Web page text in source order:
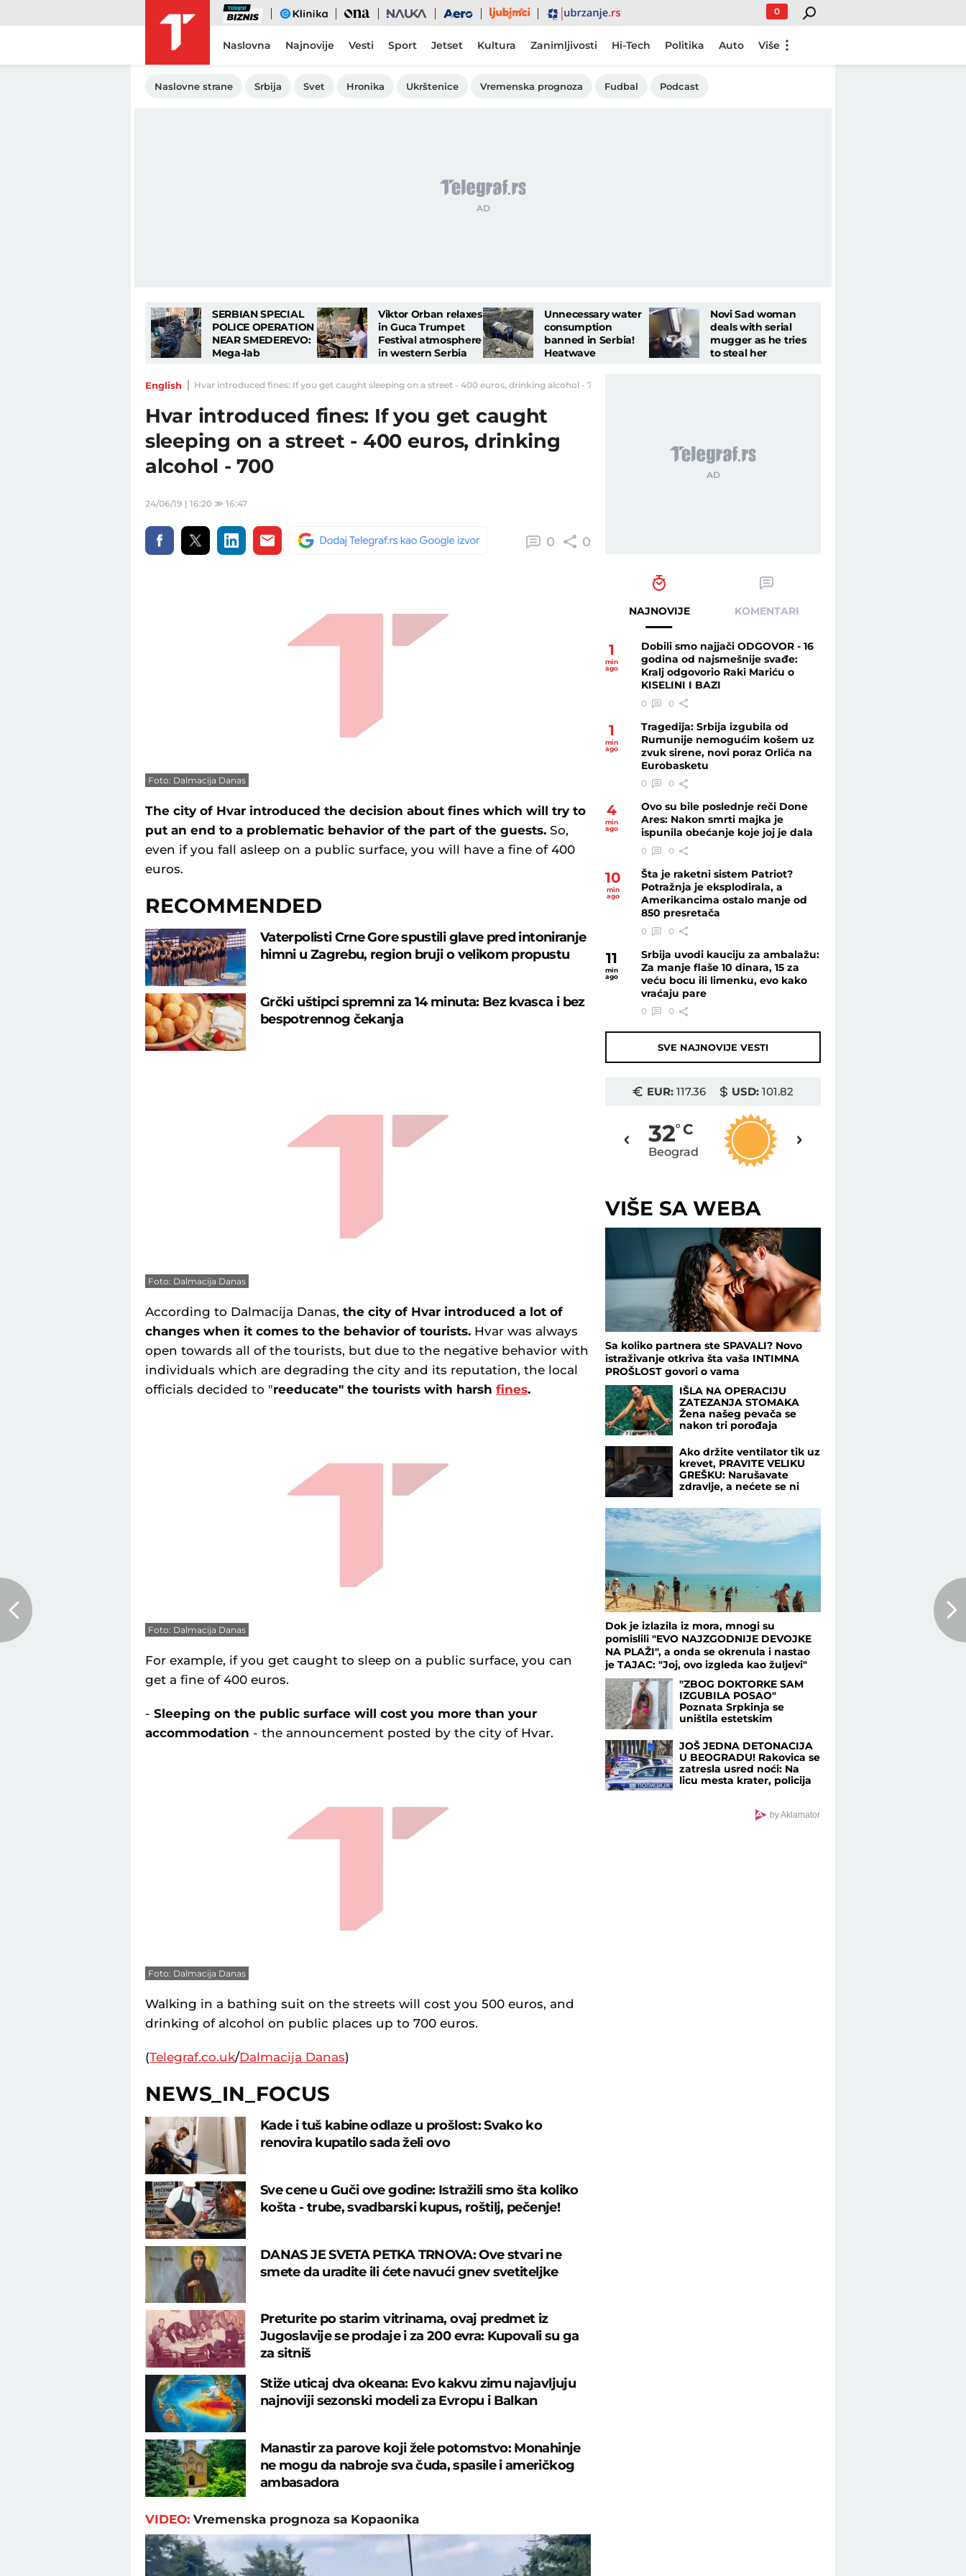
Biznis eKlinika Ona Nauka Aero Ljubimci Ubrzanje 0
Naslovna Najnovije Vesti Sport Jetset Kultura Zanimljivosti Hi-Tech Politika Auto Više
Naslovne strane Srbija Svet Hronika Ukrštenice Vremenska prognoza Fudbal Podcast
SERBIAN SPECIAL
POLICE OPERATION
NEAR SMEDEREVO:
Mega-lab
persons arrested!
Viktor Orban relaxes
in Guca Trumpet
Festival atmosphere
in western Serbia
Unnecessary water
consumption
banned in Serbia!
Heatwave
MEASURE
announced
Novi Sad woman
deals with serial
mugger as he tries
to steal her
English Hvar introduced fines: If you get caught sleeping on a street - 400 euros, drinking alcohol - 700 - Telegraf.rs
Hvar introduced fines: If you get caught
sleeping on a street - 400 euros, drinking
alcohol - 700
24/06/19 | 16:20 ≫ 16:47
0 0
Foto: Dalmacija Danas
The city of Hvar introduced the decision about fines which will try to
put an end to a problematic behavior of the part of the guests. So,
even if you fall asleep on a public surface, you will have a fine of 400
euros.
RECOMMENDED
Vaterpolisti Crne Gore spustili glave pred intoniranje
himni u Zagrebu, region bruji o velikom propustu
Grčki uštipci spremni za 14 minuta: Bez kvasca i bez
bespotrennog čekanja
Foto: Dalmacija Danas
According to Dalmacija Danas, the city of Hvar introduced a lot of
changes when it comes to the behavior of tourists. Hvar was always
open towards all of the tourists, but due to the negative behavior with
individuals which are degrading the city and its reputation, the local
officials decided to "reeducate" the tourists with harsh fines.
Foto: Dalmacija Danas
For example, if you get caught to sleep on a public surface, you can
get a fine of 400 euros.
- Sleeping on the public surface will cost you more than your
accommodation - the announcement posted by the city of Hvar.
Foto: Dalmacija Danas
Walking in a bathing suit on the streets will cost you 500 euros, and
drinking of alcohol on public places up to 700 euros.
(Telegraf.co.uk/Dalmacija Danas)
NEWS_IN_FOCUS
Kade i tuš kabine odlaze u prošlost: Svako ko
renovira kupatilo sada želi ovo
Sve cene u Guči ove godine: Istražili smo šta koliko
košta - trube, svadbarski kupus, roštilj, pečenje!
DANAS JE SVETA PETKA TRNOVA: Ove stvari ne
smete da uradite ili ćete navući gnev svetiteljke
Preturite po starim vitrinama, ovaj predmet iz
Jugoslavije se prodaje i za 200 evra: Kupovali su ga
za sitniš
Stiže uticaj dva okeana: Evo kakvu zimu najavljuju
najnoviji sezonski modeli za Evropu i Balkan
Manastir za parove koji žele potomstvo: Monahinje
ne mogu da nabroje sva čuda, spasile i američkog
ambasadora
VIDEO: Vremenska prognoza sa Kopaonika
NAJNOVIJE KOMENTARI
1
min
ago
Dobili smo najjači ODGOVOR - 16
godina od najsmešnije svađe:
Kralj odgovorio Raki Mariću o
KISELINI I BAZI
0 0
1
min
ago
Tragedija: Srbija izgubila od
Rumunije nemogućim košem uz
zvuk sirene, novi poraz Orlića na
Eurobasketu
0 0
4
min
ago
Ovo su bile poslednje reči Done
Ares: Nakon smrti majka je
ispunila obećanje koje joj je dala
0 0
10
min
ago
Šta je raketni sistem Patriot?
Potražnja je eksplodirala, a
Amerikancima ostalo manje od
850 presretača
0 0
11
min
ago
Srbija uvodi kauciju za ambalažu:
Za manje flaše 10 dinara, 15 za
veću bocu ili limenku, evo kako
vraćaju pare
0 0
SVE NAJNOVIJE VESTI
EUR:117.36 USD: 101.82
30 32o C
Beograd
VIŠE SA WEBA
Sa koliko partnera ste SPAVALI? Novo
istraživanje otkriva šta vaša INTIMNA
PROŠLOST govori o vama
IŠLA NA OPERACIJU
ZATEZANJA STOMAKA
Žena našeg pevača se
nakon tri porođaja
zahvat: "To mi je jedna od
najboljih odluka"
Ako držite ventilator tik uz
krevet, PRAVITE VELIKU
GREŠKU: Narušavate
zdravlje, a nećete se ni
malo ko koristi, a pravi
najveću razliku
Dok je izlazila iz mora, mnogi su
pomislili "EVO NAJZGODNIJE DEVOJKE
NA PLAŽI", a onda se okrenula i nastao
je TAJAC: "Joj, ovo izgleda kao žuljevi"
"ZBOG DOKTORKE SAM
IZGUBILA POSAO"
Poznata Srpkinja se
uništila estetskim
prirodan izgled: Sada
isplivala stara fotka
JOŠ JEDNA DETONACIJA
U BEOGRADU! Rakovica se
zatresla usred noći: Na
licu mesta krater, policija
by Aklamator